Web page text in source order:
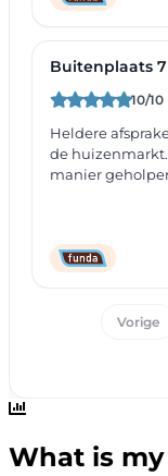
What is